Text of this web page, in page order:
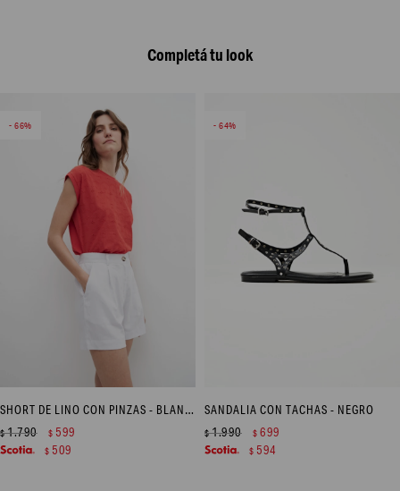
Completá tu look
66
SHORT DE LINO CON PINZAS - BLANCO
$1.790 $ 599
$ 509
64
SANDALIA CON TACHAS - NEGRO
$1.990 $ 699
$ 594